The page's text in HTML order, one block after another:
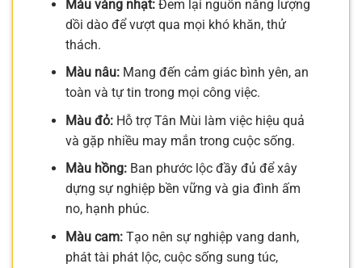
Màu vàng nhạt:Đem lại nguồn năng lượng
dồi dào để vượt qua mọi khó khăn, thử
thách.
Màu nâu:Mang đến cảm giác bình yên, an
toàn và tự tin trong mọi công việc.
Màu đỏ:Hỗ trợ Tân Mùi làm việc hiệu quả
và gặp nhiều may mắn trong cuộc sống.
Màu hồng:Ban phước lộc đầy đủ để xây
dựng sự nghiệp bền vững và gia đình ấm
no, hạnh phúc.
Màu cam:Tạo nên sự nghiệp vang danh,
phát tài phát lộc, cuộc sống sung túc,